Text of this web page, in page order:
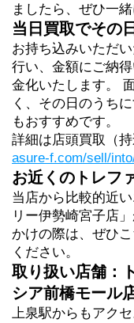
ましたら、ぜひ一
当日買取でその
お持ち込みいただ
行い、金額にご納
金化いたします。
く、その日のうち
もおすすめです。
詳細は店頭買取（
asure-f.com/sell/
お近くのトレフ
当店から比較的近
リー伊勢崎宮子店
かけの際は、ぜひ
ください。
取り扱い店舗：
シア前橋モール
上泉駅からもアク